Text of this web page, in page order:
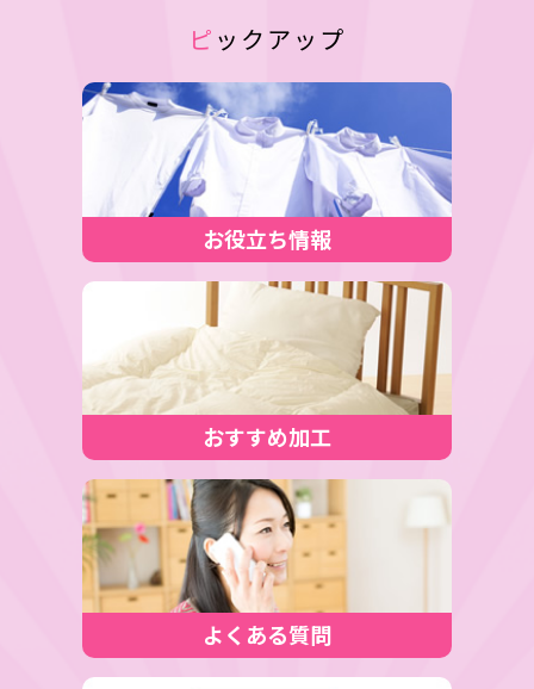
ピックアップ
お役立ち情報
おすすめ加工
よくある質問